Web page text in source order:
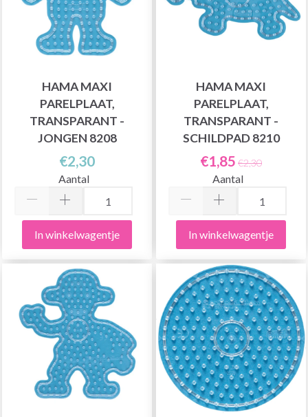
HAMA MAXI
PARELPLAAT,
TRANSPARANT -
JONGEN 8208
€2,30
Aantal
In winkelwagentje
HAMA MAXI
PARELPLAAT,
TRANSPARANT -
SCHILDPAD 8210
€1,85 €2,30
Aantal
In winkelwagentje